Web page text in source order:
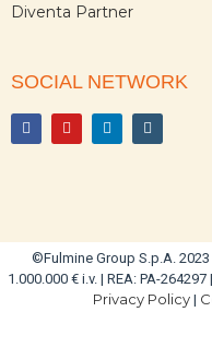
Diventa Partner
SOCIAL NETWORK
©Fulmine Group S.p.A. 2023
1.000.000 € i.v. | REA: PA-264297
Privacy Policy|